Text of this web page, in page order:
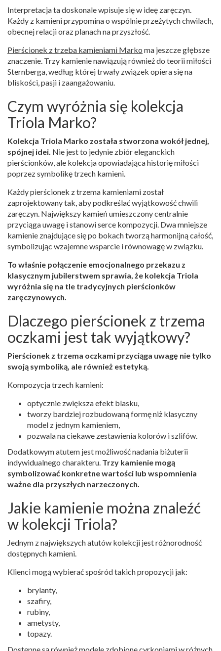
Interpretacja ta doskonale wpisuje się w ideę zaręczyn.
Każdy z kamieni przypomina o wspólnie przeżytych chwilach,
obecnej relacji oraz planach na przyszłość.
Pierścionek z trzeba kamieniami Marko ma jeszcze głębsze
znaczenie. Trzy kamienie nawiązują również do teorii miłości
Sternberga, według której trwały związek opiera się na
bliskości, pasji i zaangażowaniu.
Czym wyróżnia się kolekcja
Triola Marko?
Kolekcja Triola Marko została stworzona wokół jednej,
spójnej idei. Nie jest to jedynie zbiór eleganckich
pierścionków, ale kolekcja opowiadająca historię miłości
poprzez symbolikę trzech kamieni.
Każdy pierścionek z trzema kamieniami został
zaprojektowany tak, aby podkreślać wyjątkowość chwili
zaręczyn. Największy kamień umieszczony centralnie
przyciąga uwagę i stanowi serce kompozycji. Dwa mniejsze
kamienie znajdujące się po bokach tworzą harmonijną całość,
symbolizując wzajemne wsparcie i równowagę w związku.
To właśnie połączenie emocjonalnego przekazu z
klasycznym jubilerstwem sprawia, że kolekcja Triola
wyróżnia się na tle tradycyjnych pierścionków
zaręczynowych.
Dlaczego pierścionek z trzema
oczkami jest tak wyjątkowy?
Pierścionek z trzema oczkami przyciąga uwagę nie tylko
swoją symboliką, ale również estetyką.
Kompozycja trzech kamieni:
optycznie zwiększa efekt blasku,
tworzy bardziej rozbudowaną formę niż klasyczny
model z jednym kamieniem,
pozwala na ciekawe zestawienia kolorów i szlifów.
Dodatkowym atutem jest możliwość nadania biżuterii
indywidualnego charakteru. Trzy kamienie mogą
symbolizować konkretne wartości lub wspomnienia
ważne dla przyszłych narzeczonych.
Jakie kamienie można znaleźć
w kolekcji Triola?
Jednym z największych atutów kolekcji jest różnorodność
dostępnych kamieni.
Klienci mogą wybierać spośród takich propozycji jak:
brylanty,
szafiry,
rubiny,
ametysty,
topazy.